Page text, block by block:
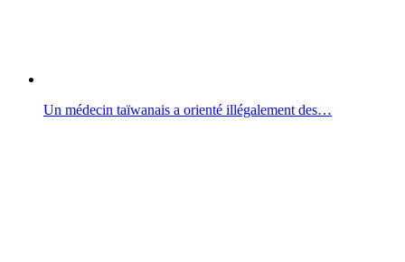
Un médecin taïwanais a orienté illégalement des…